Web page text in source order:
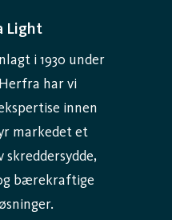
Light
i 1930 under
har vi
innen
markedet et
bærekraftige